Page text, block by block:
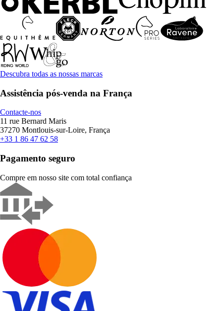
Descubra todas as nossas marcas
Assistência pós-venda na França
Contacte-nos
11 rue Bernard Maris
37270 Montlouis-sur-Loire, França
+33 1 86 47 62 58
Pagamento seguro
Compre em nosso site com total confiança